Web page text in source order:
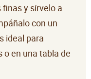
y sírvelo a
con un
ideal para
o en una tabla de